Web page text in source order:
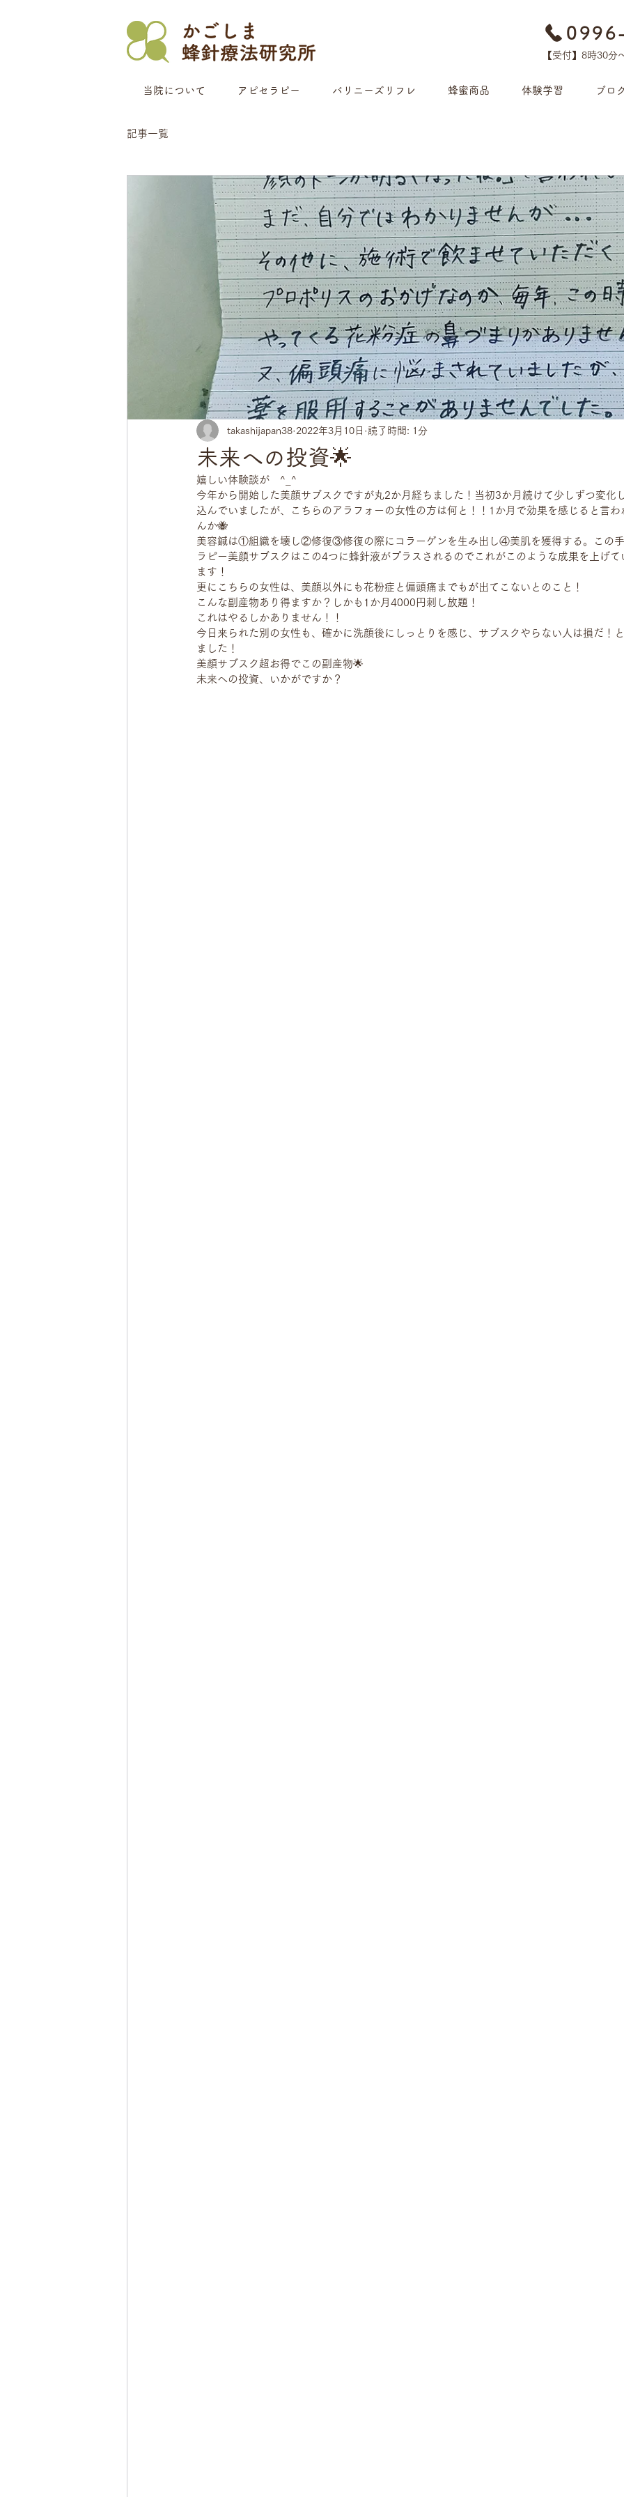
【受付】8時30分​
当院について アピセラピー バリニーズリフレ 蜂蜜商品 体験学習 ブロ
記事一覧
未来への投資🌟
takashijapan38 2022年3月10日 読了時間: 1分
嬉しい体験談が　^_^
今年から開始した美顔サブスクですが丸2か月経ちました！当初3か月続けて少しずつ変化
込んでいましたが、こちらのアラフォーの女性の方は何と！！1か月で効果を感じると言わ
んか🐝
美容鍼は①組織を壊し②修復③修復の際にコラーゲンを生み出し④美肌を獲得する。この
ラピー美顔サブスクはこの4つに蜂針液がプラスされるのでこれがこのような成果を上げ
ます！
更にこちらの女性は、美顔以外にも花粉症と偏頭痛までもが出てこないとのこと！
こんな副産物あり得ますか？しかも1か月4000円刺し放題！
これはやるしかありません！！
今日来られた別の女性も、確かに洗顔後にしっとりを感じ、サブスクやらない人は損だ！
ました！
美顔サブスク超お得でこの副産物🌟
未来への投資、いかがですか？